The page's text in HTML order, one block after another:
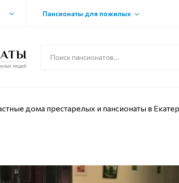
Пансионаты для пожилых
дома престарелых и пансионаты в